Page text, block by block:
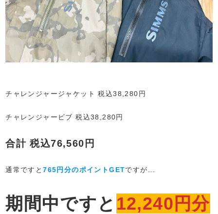
チャレンジャージャケット 税込38,280円
チャレンジャービブ 税込38,280円
合計 税込76,560円
通常ですと765円分のポイントGETですが...
期間中ですと 12,240円分